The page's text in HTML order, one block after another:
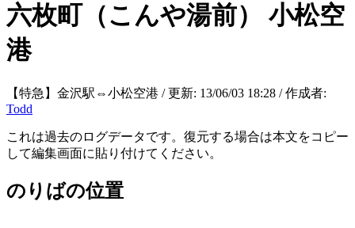
六枚町（こんや湯前） 小松空
港
【特急】金沢駅⇔小松空港 / 更新: 13/06/03 18:28 / 作成者:
Todd
これは過去のログデータです。復元する場合は本文をコピー
して編集画面に貼り付けてください。
のりばの位置